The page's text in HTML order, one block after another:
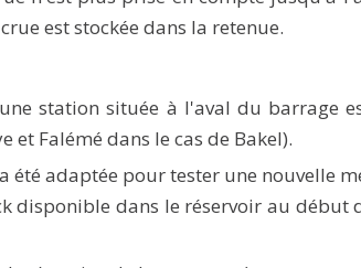
est stockée dans la retenue.
station située à l'aval du barrage
Falémé dans le cas de Bakel).
été adaptée pour tester une nouvelle
dans le réservoir au début